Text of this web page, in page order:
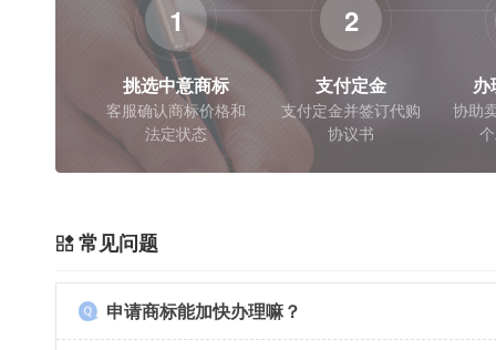
1
挑选中意商标
客服确认商标价格和
法定状态
2
支付定金
支付定金并签订代购
协议书
办
协助
常见问题
申请商标能加快办理嘛？